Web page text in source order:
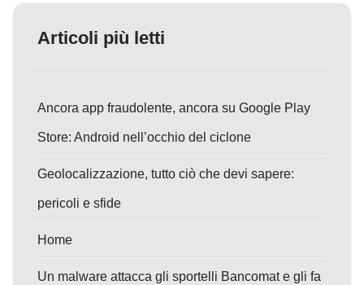
Articoli più letti
Ancora app fraudolente, ancora su Google Play
Store: Android nell’occhio del ciclone
Geolocalizzazione, tutto ciò che devi sapere:
pericoli e sfide
Home
Un malware attacca gli sportelli Bancomat e gli fa